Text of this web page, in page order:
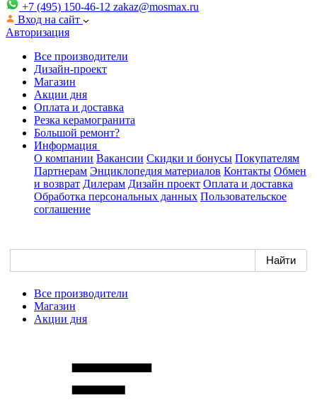
+7 (495) 150-46-12 zakaz@mosmax.ru
Вход на сайт
Авторизация
Все производители
Дизайн-проект
Магазин
Акции дня
Оплата и доставка
Резка керамогранита
Большой ремонт?
Информация
О компании Вакансии Скидки и бонусы Покупателям
Партнерам Энциклопедия материалов Контакты Обмен
и возврат Дилерам Дизайн проект Оплата и доставка
Обработка персональных данных Пользовательское
соглашение
Все производители
Магазин
Акции дня